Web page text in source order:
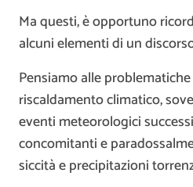
Ma questi, è opportuno
alcuni elementi di un
Pensiamo alle
riscaldamento climatico,
eventi meteorologici
concomitanti e
siccità e precipitazioni